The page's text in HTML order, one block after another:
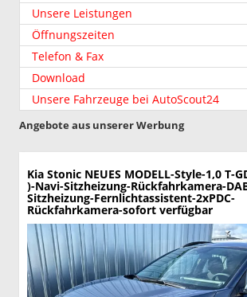
Unsere Leistungen
Öffnungszeiten
Telefon & Fax
Download
Unsere Fahrzeuge bei AutoScout24
Angebote aus unserer Werbung
Kia Stonic NEUES MODELL-Style-1,0 T-
)-Navi-Sitzheizung-Rückfahrkamera-
Sitzheizung-Fernlichtassistent-2xPDC-
Rückfahrkamera-sofort verfügbar